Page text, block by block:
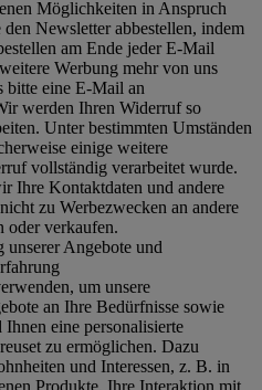
Möglichkeiten in Anspruch
Newsletter abbestellen, indem
am Ende jeder E-Mail
Werbung mehr von uns
bitte eine E-Mail an
werden Ihren Widerruf so
Unter bestimmten Umständen
einige weitere
vollständig verarbeitet wurde.
Ihre Kontaktdaten und andere
zu Werbezwecken an andere
oder verkaufen.
unserer Angebote und
um unsere
an Ihre Bedürfnisse sowie
eine personalisierte
zu ermöglichen. Dazu
und Interessen, z. B. in
Produkte, Ihre Interaktion mit